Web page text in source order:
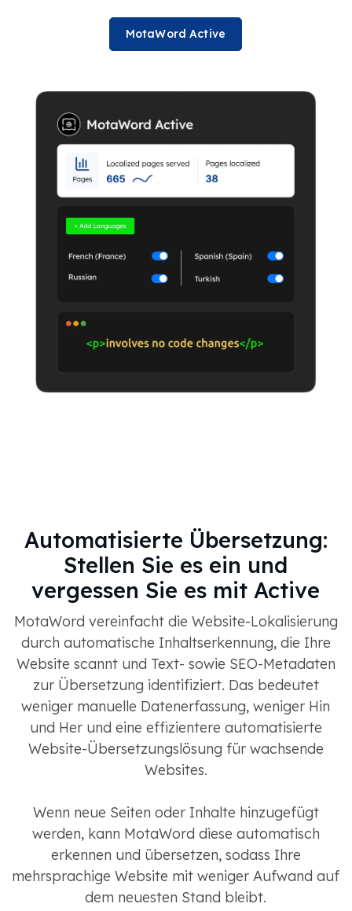
MotaWord Active
Automatisierte Übersetzung:
Stellen Sie es ein und
vergessen Sie es mit Active
MotaWord vereinfacht die Website-Lokalisierung
durch automatische Inhaltserkennung, die Ihre
Website scannt und Text- sowie SEO-Metadaten
zur Übersetzung identifiziert. Das bedeutet
weniger manuelle Datenerfassung, weniger Hin
und Her und eine effizientere automatisierte
Website-Übersetzungslösung für wachsende
Websites.
Wenn neue Seiten oder Inhalte hinzugefügt
werden, kann MotaWord diese automatisch
erkennen und übersetzen, sodass Ihre
mehrsprachige Website mit weniger Aufwand auf
dem neuesten Stand bleibt.